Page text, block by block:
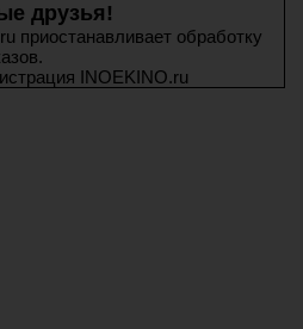
друзья!
приостанавливает обработку
INOEKINO.ru